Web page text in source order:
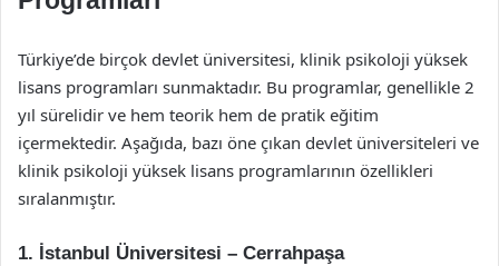
Türkiye’de birçok devlet üniversitesi, klinik psikoloji yüksek
lisans programları sunmaktadır. Bu programlar, genellikle 2
yıl sürelidir ve hem teorik hem de pratik eğitim
içermektedir. Aşağıda, bazı öne çıkan devlet üniversiteleri ve
klinik psikoloji yüksek lisans programlarının özellikleri
sıralanmıştır.
1. İstanbul Üniversitesi – Cerrahpaşa